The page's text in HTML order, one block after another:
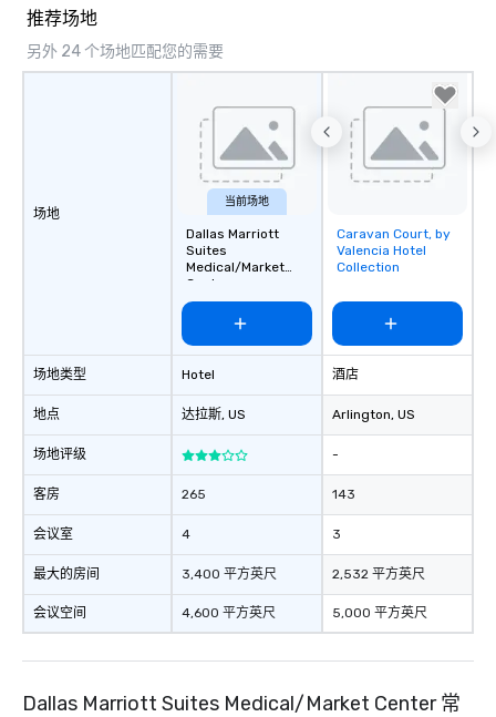
推荐场地
另外 24 个场地匹配您的需要
场地
场地类型
地点
场地评级
客房
会议室
最大的房间
会议空间
当前场地
Dallas Marriott
Suites
Medical/Market
Center
Hotel
达拉斯, US
265
4
3,400 平方英尺
4,600 平方英尺
Removed from
favorites
Caravan Court, by
Valencia Hotel
Collection
酒店
Arlington, US
-
143
3
2,532 平方英尺
5,000 平方英尺
Dallas Marriott Suites Medical/Market Center 常